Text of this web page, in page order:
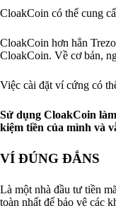
CloakCoin có thể cung
CloakCoin hơn hẳn
CloakCoin. Về cơ bản,
Việc cài đặt ví cứng có
Sử dụng CloakCoin
kiệm tiền của mình và
VÍ ĐÚNG ĐẮNS
Là một nhà đầu tư tiền
toàn nhất để bảo vệ các